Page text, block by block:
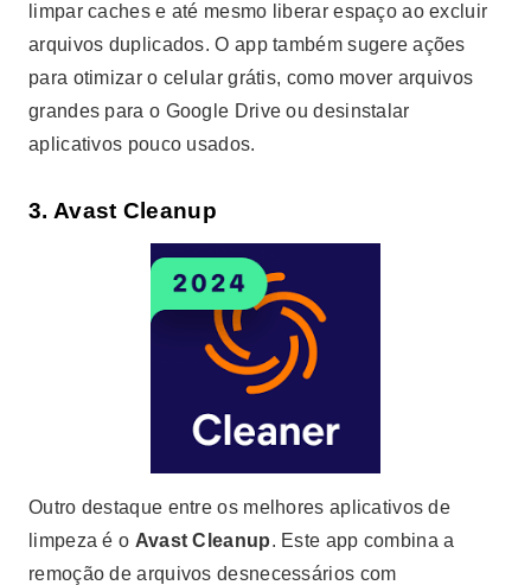
limpar caches e até mesmo liberar espaço ao excluir
arquivos duplicados. O app também sugere ações
para otimizar o celular grátis, como mover arquivos
grandes para o Google Drive ou desinstalar
aplicativos pouco usados.
3. Avast Cleanup
Outro destaque entre os melhores aplicativos de
limpeza é o Avast Cleanup. Este app combina a
remoção de arquivos desnecessários com